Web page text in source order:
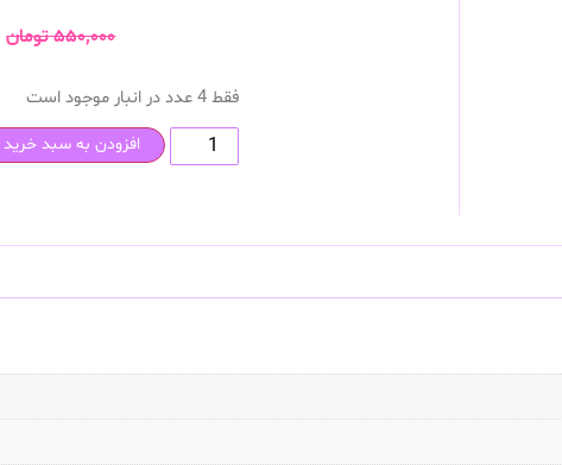
۵۵۰,۰۰۰تومان
فقط 4 عدد در انبار موجود است
افزودن به سبد خرید